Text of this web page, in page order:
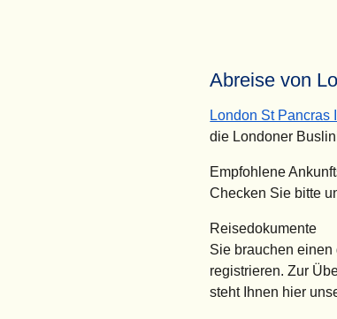
Abreise von
London St Pancras
die Londoner
Empfohlene
Checken Sie bitte
Reisedokumente
Sie brauchen
registrieren. Zur
steht Ihnen hier